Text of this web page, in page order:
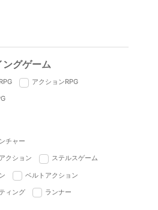
ングゲーム
アクションRPG
チャー
クション ステルスゲーム
ベルトアクション
ィング ランナー